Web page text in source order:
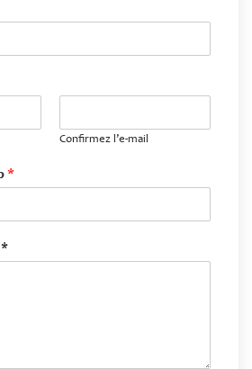
Confirmez l’e-mail
*
*